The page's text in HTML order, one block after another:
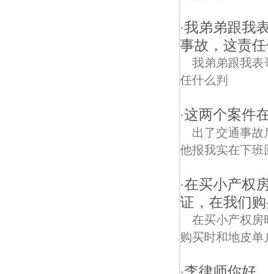
·我弟弟跟我
事故，这责
我弟弟跟我表
任什么判
·这两个案件
出了交通事
他报我实在下班
·在买小产权
证，在我们
在买小产权房
购买时和地皮